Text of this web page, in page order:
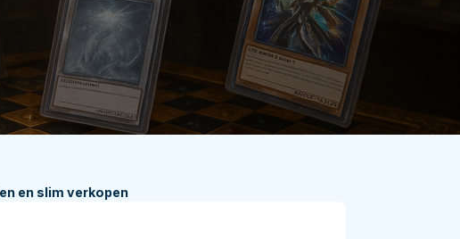
en slim verkopen